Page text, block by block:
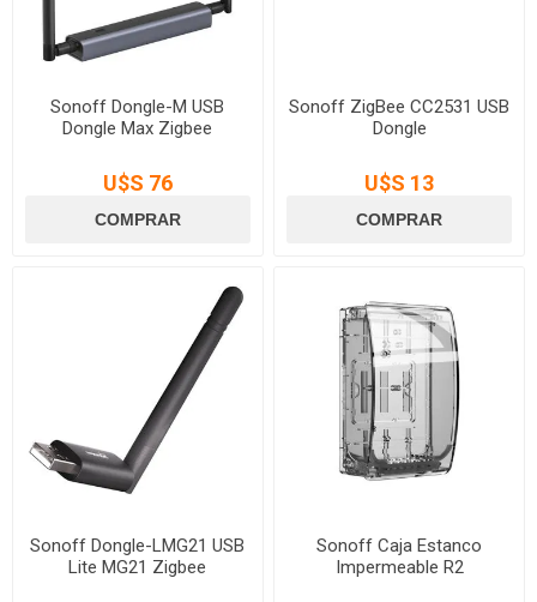
Sonoff Dongle-M USB
Dongle Max Zigbee
U$S 76
Sonoff ZigBee CC2531 USB
Dongle
U$S 13
Sonoff Dongle-LMG21 USB
Lite MG21 Zigbee
Sonoff Caja Estanco
Impermeable R2